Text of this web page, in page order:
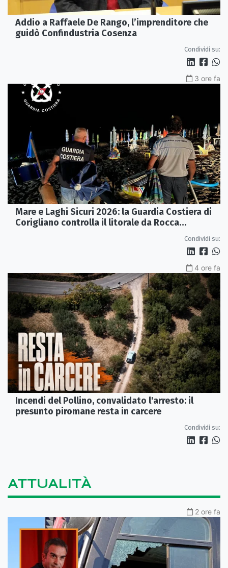
Addio a Raffaele De Rango, l’imprenditore che
guidò Confindustria Cosenza
Condividi su:
3 ore fa
Mare e Laghi Sicuri 2026: la Guardia Costiera di
Corigliano controlla il litorale da Rocca
Condividi su:
4 ore fa
Incendi del Pollino, convalidato l'arresto: il
presunto piromane resta in carcere
Condividi su:
ATTUALITÀ
2 ore fa